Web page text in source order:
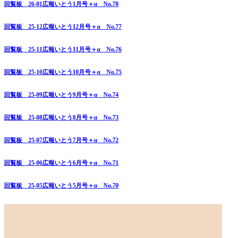
回覧板 26-01広報いとう1月号＋α No.78
回覧板 25-12広報いとう12月号＋α No.77
回覧板 25-11広報いとう11月号＋α No.76
回覧板 25-10広報いとう10月号＋α No.75
回覧板 25-09広報いとう9月号＋α No.74
回覧板 25-08広報いとう8月号＋α No.73
回覧板 25-07広報いとう7月号＋α No.72
回覧板 25-06広報いとう6月号＋α No.71
回覧板 25-05広報いとう5月号＋α No.70